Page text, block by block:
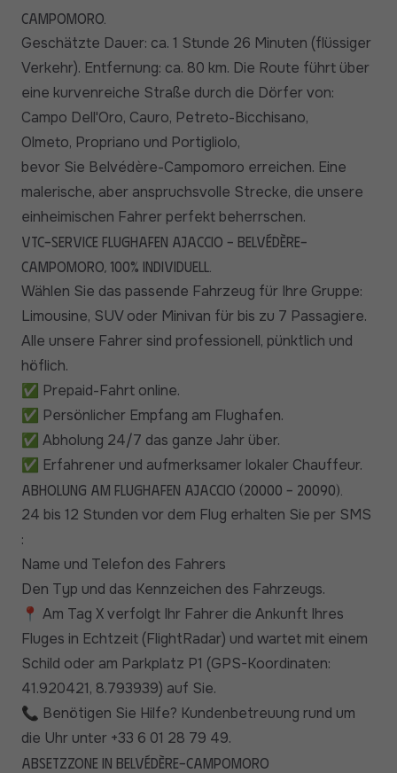
Campomoro.
Geschätzte Dauer: ca. 1 Stunde 26 Minuten (flüssiger
Verkehr). Entfernung: ca. 80 km. Die Route führt über
eine kurvenreiche Straße durch die Dörfer von:
Campo Dell'Oro, Cauro, Petreto-Bicchisano,
Olmeto, Propriano und Portigliolo,
bevor Sie Belvédère-Campomoro erreichen. Eine
malerische, aber anspruchsvolle Strecke, die unsere
einheimischen Fahrer perfekt beherrschen.
VTC-Service Flughafen Ajaccio - Belvédère-
Campomoro, 100% individuell.
Wählen Sie das passende Fahrzeug für Ihre Gruppe:
Limousine, SUV oder Minivan für bis zu 7 Passagiere.
Alle unsere Fahrer sind professionell, pünktlich und
höflich.
✅ Prepaid-Fahrt online.
✅ Persönlicher Empfang am Flughafen.
✅ Abholung 24/7 das ganze Jahr über.
✅ Erfahrener und aufmerksamer lokaler Chauffeur.
Abholung am Flughafen Ajaccio (20000 - 20090).
24 bis 12 Stunden vor dem Flug erhalten Sie per SMS
:
Name und Telefon des Fahrers
Den Typ und das Kennzeichen des Fahrzeugs.
📍 Am Tag X verfolgt Ihr Fahrer die Ankunft Ihres
Fluges in Echtzeit (FlightRadar) und wartet mit einem
Schild oder am Parkplatz P1 (GPS-Koordinaten:
41.920421, 8.793939) auf Sie.
📞 Benötigen Sie Hilfe? Kundenbetreuung rund um
die Uhr unter +33 6 01 28 79 49.
Absetzzone in Belvédère-Campomoro